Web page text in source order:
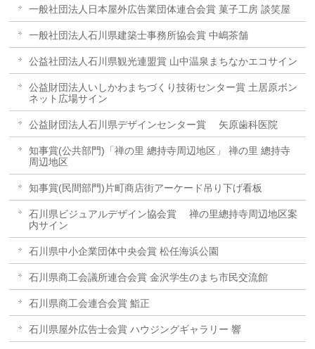
一般社団法人日本屋外広告業団体連合会賞 菓子工房 談笑屋
一般社団法人石川県建築士事務所協会賞 中嶋茶舗
公益社団法人石川県観光連盟賞 山中温泉まちなかエコサイン
公益財団法人いしかわまちづくり技術センター賞 土居原ボン
ネット広場サイン
公益財団法人石川県デザインセンター賞 矢原歯科医院
知事賞(公共部門)「禅の里 總持寺周辺地区」 禅の里 總持寺
周辺地区
知事賞(民間部門)片町商店街アーケード吊り下げ看板
石川県ビジュアルデザイン協会賞 禅の里總持寺周辺地区案
内サイン
石川県中小企業団体中央会賞 松任海浜公園
石川県商工会議所連合会賞 金沢学生のまち市民交流館
石川県商工会連合会賞 鮨正
石川県屋外広告士会賞 ハウジングギャラリー 響